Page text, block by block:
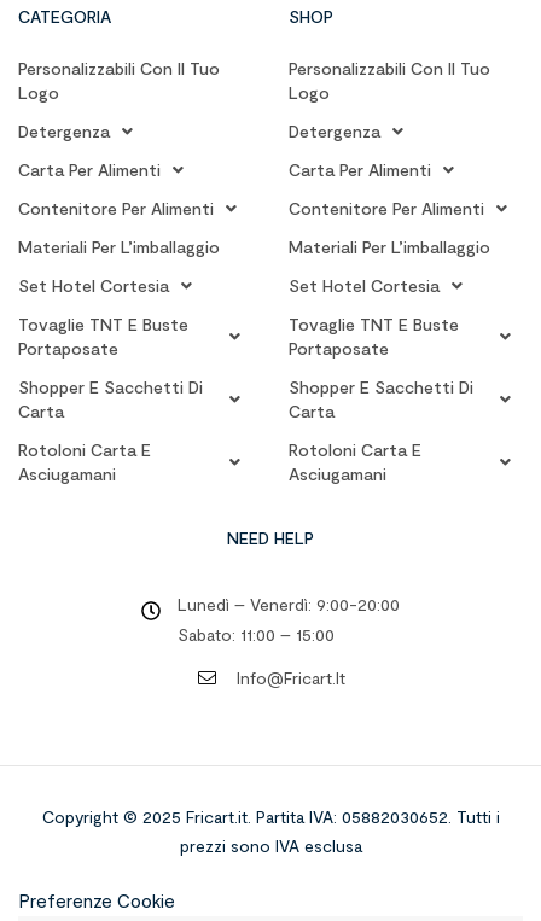
CATEGORIA
Personalizzabili Con Il Tuo
Logo
Detergenza
Carta Per Alimenti
Contenitore Per Alimenti
Materiali Per L’imballaggio
Set Hotel Cortesia
Tovaglie TNT E Buste
Portaposate
Shopper E Sacchetti Di
Carta
Rotoloni Carta E
Asciugamani
SHOP
Personalizzabili Con Il Tuo
Logo
Detergenza
Carta Per Alimenti
Contenitore Per Alimenti
Materiali Per L’imballaggio
Set Hotel Cortesia
Tovaglie TNT E Buste
Portaposate
Shopper E Sacchetti Di
Carta
Rotoloni Carta E
Asciugamani
NEED HELP
Lunedì – Venerdì: 9:00-20:00
Sabato: 11:00 – 15:00
Info@fricart.it
Copyright © 2025 Fricart.it. Partita IVA: 05882030652. Tutti i
prezzi sono IVA esclusa
Preferenze Cookie